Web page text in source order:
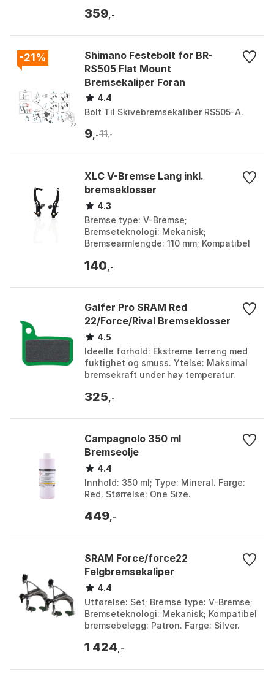
elsykler:...
359 ,-
-21%
Shimano Festebolt for BR-
RS505 Flat Mount
Bremsekaliper Foran
4.4
Bolt Til Skivebremsekaliber RS505-A.
9 ,-11,-
XLC V-Bremse Lang inkl.
bremseklosser
4.3
Bremse type: V-Bremse;
Bremseteknologi: Mekanisk;
Bremsearmlengde: 110 mm; Kompatibel
140 ,-
Galfer Pro SRAM Red
22/Force/Rival Bremseklosser
4.5
Ideelle forhold: Ekstreme terreng med
fuktighet og smuss. Ytelse: Maksimal
bremsekraft under høy temperatur.
Jevn og vedva...
325 ,-
Campagnolo 350 ml
Bremseolje
4.4
Innhold: 350 ml; Type: Mineral. Farge:
Red. Størrelse: One Size.
449 ,-
SRAM Force/force22
Felgbremsekaliper
4.4
Utførelse: Set; Bremse type: V-Bremse;
Bremseteknologi: Mekanisk; Kompatibel
bremsebelegg: Patron. Farge: Silver.
1 424 ,-